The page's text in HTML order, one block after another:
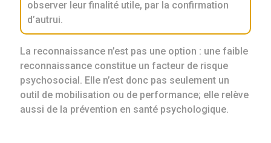
observer leur finalité utile, par la confirmation
d’autrui.
La reconnaissance n’est pas une option : une faible
reconnaissance constitue un facteur de risque
psychosocial. Elle n’est donc pas seulement un
outil de mobilisation ou de performance; elle relève
aussi de la prévention en santé psychologique.